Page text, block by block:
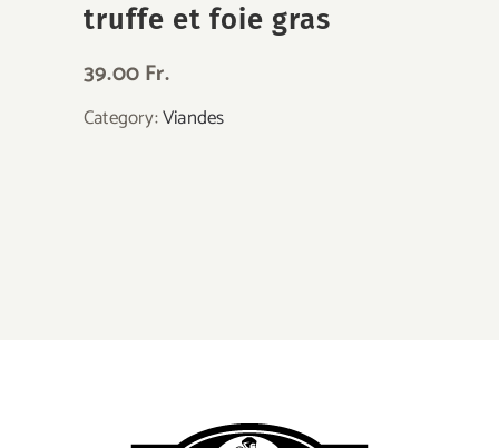
truffe et foie gras
39.00 Fr.
Category:Viandes